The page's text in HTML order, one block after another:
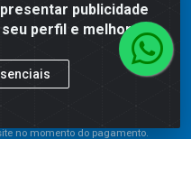
publicidade
perfil e melhorar a
e frete são válidos
pelo site. Caso haja
no momento do pagamento.